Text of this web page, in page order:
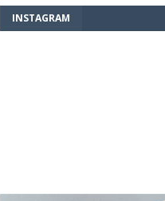
INSTAGRAM